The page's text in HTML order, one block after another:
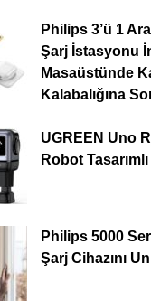
Philips 3’ü 1
Şarj İstasyonu
Masaüstünde
Kalabalığına
UGREEN Uno
Robot
Philips 5000
Şarj Cihazını